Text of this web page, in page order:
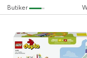
Butiker